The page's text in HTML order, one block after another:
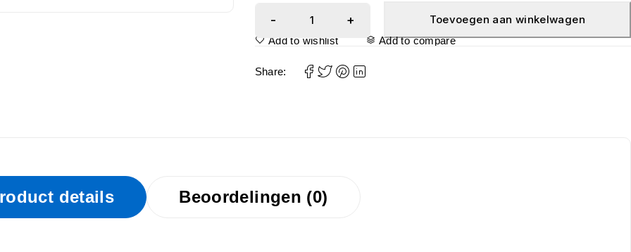
Toevoegen aan winkelwagen
Add to wishlist Add to compare
Share:
details Beoordelingen (0)